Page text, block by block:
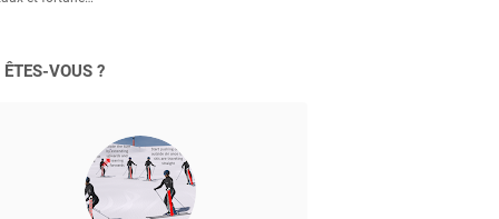
ÊTES-VOUS ?